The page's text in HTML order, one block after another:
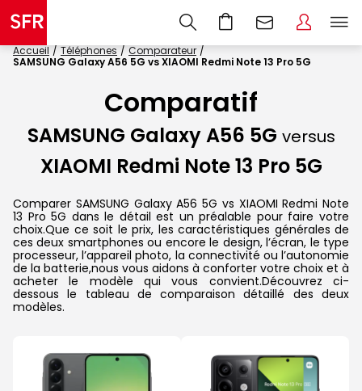
Accueil Téléphones
Comparateur
SAMSUNG Galaxy A56 5G vs XIAOMI Redmi Note 13 Pro 5G
Comparatif
SAMSUNG Galaxy A56 5G versus
XIAOMI Redmi Note 13 Pro 5G
Comparer SAMSUNG Galaxy A56 5G vs XIAOMI Redmi Note
13 Pro 5G dans le détail est un préalable pour faire votre
choix.Que ce soit le prix, les caractéristiques générales de
ces deux smartphones ou encore le design, l’écran, le type
processeur, l’appareil photo, la connectivité ou l’autonomie
de la batterie,nous vous aidons à conforter votre choix et à
acheter le modèle qui vous convient.Découvrez ci-
dessous le tableau de comparaison détaillé des deux
modèles.